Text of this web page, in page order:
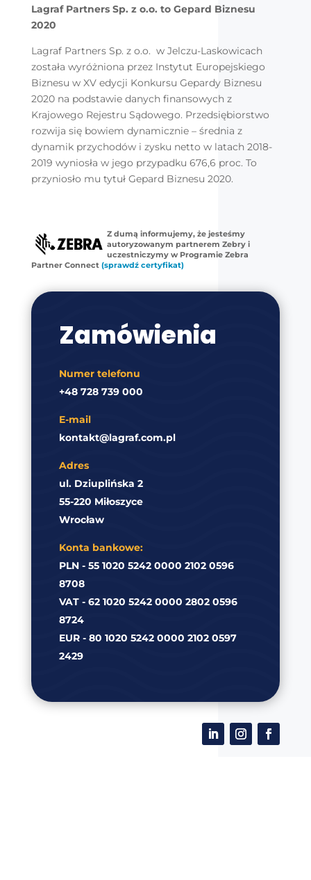
Lagraf Partners Sp. z o.o. to Gepard Biznesu
2020
Lagraf Partners Sp. z o.o. w Jelczu-Laskowicach
została wyróżniona przez Instytut Europejskiego
Biznesu w XV edycji Konkursu Gepardy Biznesu
2020 na podstawie danych finansowych z
Krajowego Rejestru Sądowego. Przedsiębiorstwo
rozwija się bowiem dynamicznie – średnia z
dynamik przychodów i zysku netto w latach 2018-
2019 wyniosła w jego przypadku 676,6 proc. To
przyniosło mu tytuł Gepard Biznesu 2020.
Z dumą informujemy, że jesteśmy
autoryzowanym partnerem Zebry i
uczestniczymy w Programie Zebra
Partner Connect (sprawdź certyfikat)
Zamówienia
Numer telefonu
+48 728 739 000
E-mail
kontakt@lagraf.com.pl
Adres
ul. Dziuplińska 2
55-220 Miłoszyce
Wrocław
Konta bankowe:
PLN - 55 1020 5242 0000 2102 0596
8708
VAT - 62 1020 5242 0000 2802 0596
8724
EUR - 80 1020 5242 0000 2102 0597
2429